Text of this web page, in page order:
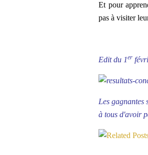
Et pour
pas à visiter
Edit du 1er
Les gagnantes
à tous d'avoir